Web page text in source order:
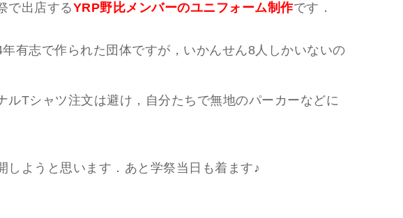
で出店するYRP野比メンバーのユニフォーム制作です．
有志で作られた団体ですが，いかんせん8人しかいないの
ルTシャツ注文は避け，自分たちで無地のパーカーなどに
しようと思います．あと学祭当日も着ます♪